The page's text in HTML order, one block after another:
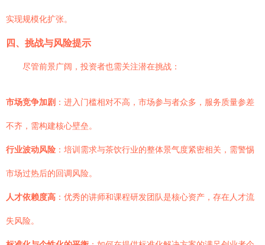
实现规模化扩张。
四、挑战与风险提示
尽管前景广阔，投资者也需关注潜在挑战：
市场竞争加剧 ：进入门槛相对不高，市场参与者众多，服务质量参差
不齐，需构建核心壁垒。
行业波动风险 ：培训需求与茶饮行业的整体景气度紧密相关，需警惕
市场过热后的回调风险。
人才依赖度高 ：优秀的讲师和课程研发团队是核心资产，存在人才流
失风险。